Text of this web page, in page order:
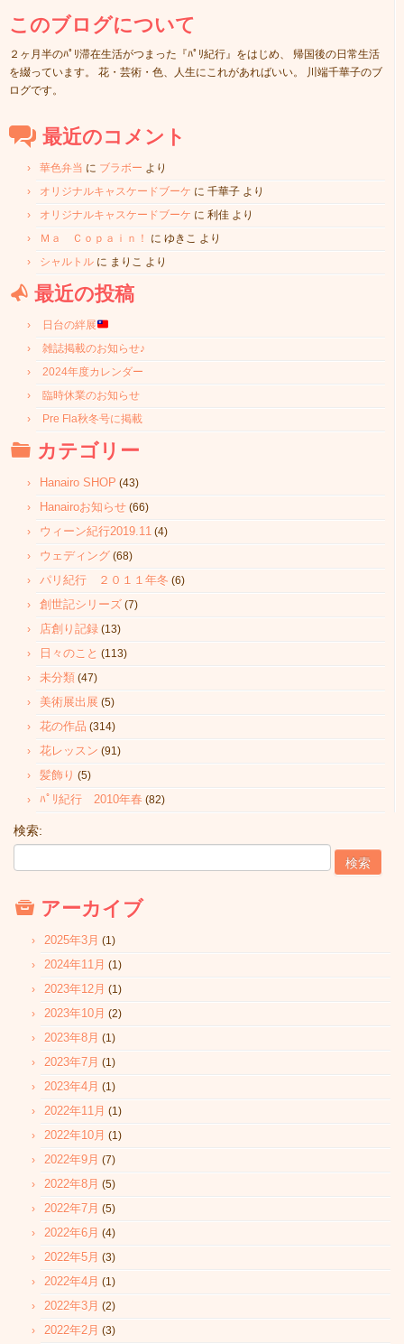
このブログについて
２ヶ月半のﾊﾟﾘ滞在生活がつまった『ﾊﾟﾘ紀行』をはじめ、 帰国後の日常生活
を綴っています。 花・芸術・色、人生にこれがあればいい。 川端千華子のブ
ログです。
最近のコメント
華色弁当 に ブラボー より
オリジナルキャスケードブーケ に 千華子 より
オリジナルキャスケードブーケ に 利佳 より
Ｍａ Ｃｏｐａｉｎ！
に ゆきこ より
シャルトル に まりこ より
最近の投稿
日台の絆展
雑誌掲載のお知らせ♪
2024年度カレンダー
臨時休業のお知らせ
Pre Fla秋冬号に掲載
カテゴリー
Hanairo SHOP (43)
Hanairoお知らせ (66)
ウィーン紀行2019.11 (4)
ウェディング (68)
パリ紀行 ２０１１年冬 (6)
創世記シリーズ (7)
店創り記録 (13)
日々のこと (113)
未分類 (47)
美術展出展 (5)
花の作品 (314)
花レッスン (91)
髪飾り (5)
ﾊﾟﾘ紀行 2010年春 (82)
検索:
アーカイブ
2025年3月 (1)
2024年11月 (1)
2023年12月 (1)
2023年10月 (2)
2023年8月 (1)
2023年7月 (1)
2023年4月 (1)
2022年11月 (1)
2022年10月 (1)
2022年9月 (7)
2022年8月 (5)
2022年7月 (5)
2022年6月 (4)
2022年5月 (3)
2022年4月 (1)
2022年3月 (2)
2022年2月 (3)